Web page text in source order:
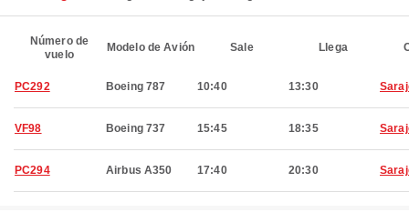
Número de
vuelo
Modelo de Avión Sale Llega
PC292 Boeing 787 10:40 13:30
VF98 Boeing 737 15:45 18:35
PC294 Airbus A350 17:40 20:30